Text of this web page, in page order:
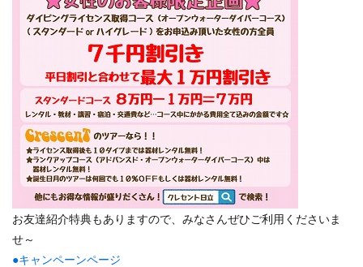
お友達紹介特典もありますので、みなさんぜひご利用くださいま
せ～
●キャンペーンページ